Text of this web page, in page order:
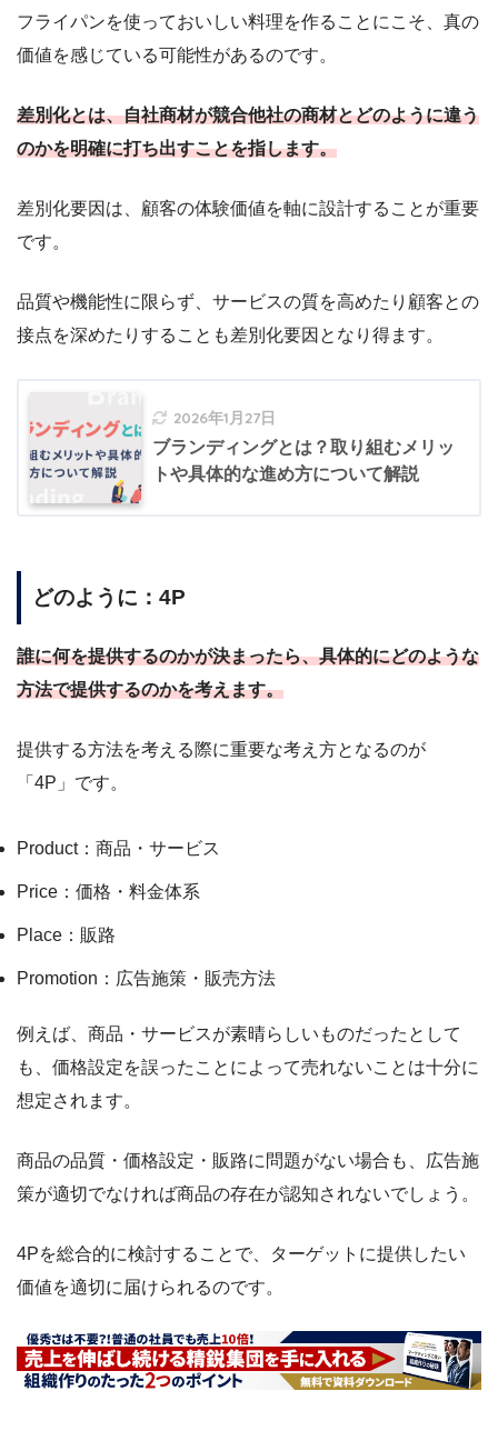
フライパンを使っておいしい料理を作ることにこそ、真の
価値を感じている可能性があるのです。
差別化とは、自社商材が競合他社の商材とどのように違う
のかを明確に打ち出すことを指します。
差別化要因は、顧客の体験価値を軸に設計することが重要
です。
品質や機能性に限らず、サービスの質を高めたり顧客との
接点を深めたりすることも差別化要因となり得ます。
2026年1月27日
ブランディングとは？取り組むメリッ
トや具体的な進め方について解説
どのように：4P
誰に何を提供するのかが決まったら、具体的にどのような
方法で提供するのかを考えます。
提供する方法を考える際に重要な考え方となるのが
「4P」です。
Product：商品・サービス
Price：価格・料金体系
Place：販路
Promotion：広告施策・販売方法
例えば、商品・サービスが素晴らしいものだったとして
も、価格設定を誤ったことによって売れないことは十分に
想定されます。
商品の品質・価格設定・販路に問題がない場合も、広告施
策が適切でなければ商品の存在が認知されないでしょう。
4Pを総合的に検討することで、ターゲットに提供したい
価値を適切に届けられるのです。